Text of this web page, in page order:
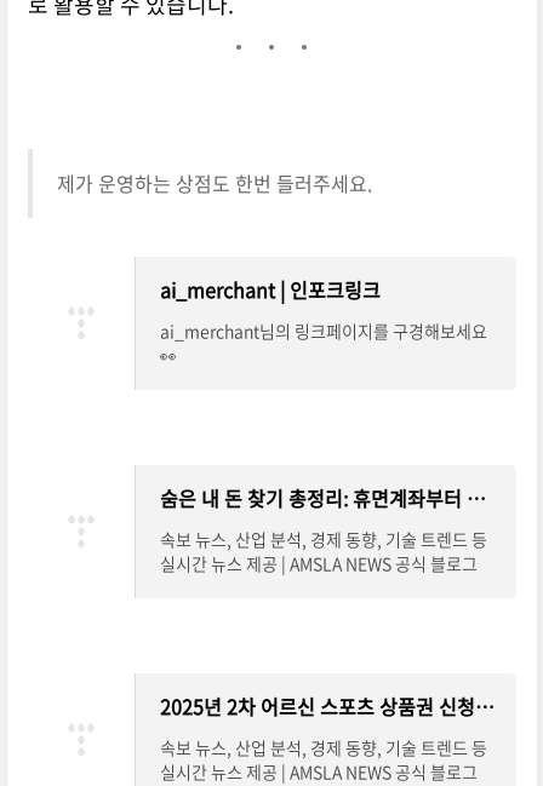
제가 운영하는 상점도 한번 들러주세요.
ai_merchant | 인포크링크
ai_merchant님의 링크페이지를 구경해보세요
👀
숨은 내 돈 찾기 총정리: 휴면계좌부터 카드포인트까지 한눈에 조회
속보 뉴스, 산업 분석, 경제 동향, 기술 트렌드 등
실시간 뉴스 제공 | AMSLA NEWS 공식 블로그
2025년 2차 어르신 스포츠 상품권 신청방법 완전 정리
속보 뉴스, 산업 분석, 경제 동향, 기술 트렌드 등
실시간 뉴스 제공 | AMSLA NEWS 공식 블로그